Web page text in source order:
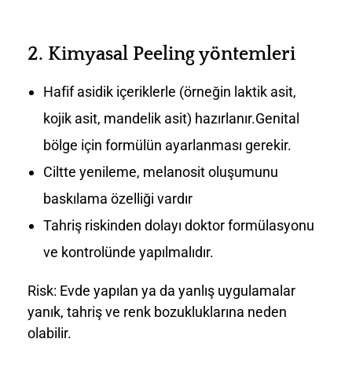
2. Kimyasal Peeling yöntemleri
Hafif asidik içeriklerle (örneğin laktik asit,
kojik asit, mandelik asit) hazırlanır.Genital
bölge için formülün ayarlanması gerekir.
Ciltte yenileme, melanosit oluşumunu
baskılama özelliği vardır
Tahriş riskinden dolayı doktor formülasyonu
ve kontrolünde yapılmalıdır.
Risk: Evde yapılan ya da yanlış uygulamalar
yanık, tahriş ve renk bozukluklarına neden
olabilir.